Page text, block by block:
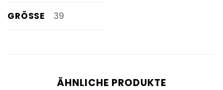
GRÖSSE 39
ÄHNLICHE PRODUKTE